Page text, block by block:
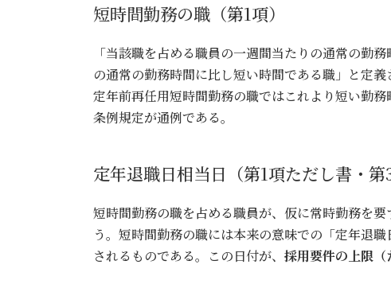
短時間勤務の職（第1項）
「当該職を占める職員の一週間当たりの通常の勤
の通常の勤務時間に比し短い時間である職」と定
定年前再任用短時間勤務の職ではこれより短い勤
条例規定が通例である。
定年退職日相当日（第1項ただし書・第
短時間勤務の職を占める職員が、仮に常時勤務を
う。短時間勤務の職には本来の意味での「定年退
されるものである。この日付が、 採用要件の上限